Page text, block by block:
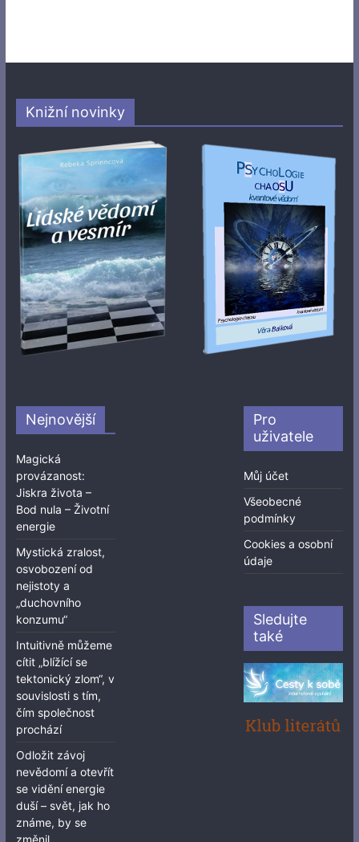
Knižní novinky
Nejnovější
Magická
provázanost:
Jiskra života –
Bod nula – Životní
energie
Mystická zralost,
osvobození od
nejistoty a
„duchovního
konzumu“
Intuitivně můžeme
cítit „blížící se
tektonický zlom“, v
souvislosti s tím,
čím společnost
prochází
Odložit závoj
nevědomí a otevřít
se vidění energie
duší – svět, jak ho
známe, by se
změnil
Pro
uživatele
Můj účet
Všeobecné
podmínky
Cookies a osobní
údaje
Sledujte
také